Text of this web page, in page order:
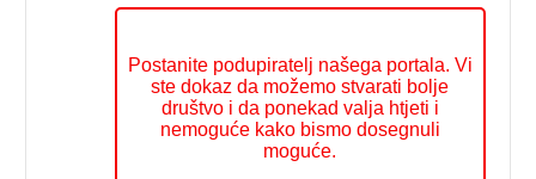
Postanite podupiratelj našega portala. Vi
ste dokaz da možemo stvarati bolje
društvo i da ponekad valja htjeti i
nemoguće kako bismo dosegnuli
moguće.